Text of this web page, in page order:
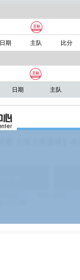
日期 主队 比分
日期 主队